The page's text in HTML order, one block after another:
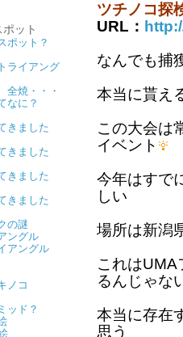
ット
ポット？
ライアング
焼・・・
なに？
きました
きました
きました
きました
の謎
ングル
アングル
ノコ
ッド？
ツチノコ探
URL：
なんでも捕
本当に貰え
この大会は
イベント
今年はすで
しい
場所は新潟
これはUMA
るんじゃな
本当に存在
思う